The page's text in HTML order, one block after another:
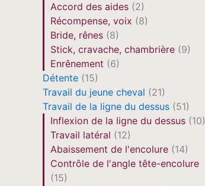
Accord des aides (2)
Récompense, voix (8)
Bride, rênes (8)
Stick, cravache, chambrière (9)
Enrênement (6)
Détente (15)
Travail du jeune cheval (21)
Travail de la ligne du dessus (51)
Inflexion de la ligne du dessus (10)
Travail latéral (12)
Abaissement de l'encolure (14)
Contrôle de l'angle tête-encolure
(15)